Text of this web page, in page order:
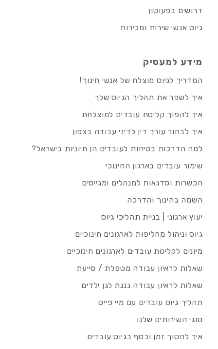
דרושים בפעוטון
גיוס אנשי שירות ומכירות
מידע למעסיק
המדריך לגיוס מוצלח של אנשי חינוך!
איך לשפר את תהליך הגיוס שלך
איך להפוך קליטת עובדים למוצלחת
איך לבחור עורך דין לדיני עבודה בצפון
למה הדרכות בטיחות לעובדים הן חיוניות בישראל?
שימור עובדים בארגון החינוכי
הכשרות וסדנאות למנהלים ומגייסים
השמה בחינוך והדרכה
יעוץ ארגוני | בניית תהליכי גיוס
גיוס וניהול מחליפות לארגונים חינוכיים
מיונים לקליטת עובדים לארגונים חינוכיים
שאלות לראיון עבודה מטפלת / סייעת
שאלות לראיון עבודה גננת לגן ילדים
תהליך גיוס עובדים עם מיי פייס
סוגי השירותים שלנו
איך לחסוך זמן וכסף בגיוס עובדים